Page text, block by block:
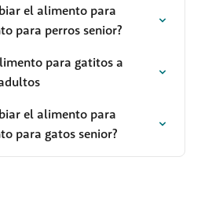
el alimento para
para perros senior?
para gatitos a
el alimento para
para gatos senior?